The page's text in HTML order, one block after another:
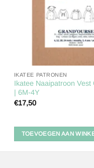
IKATEE PATRONEN
Ikatee Naaipatroon Vest
| 6M-4Y
€17,50
TOEVOEGEN AAN